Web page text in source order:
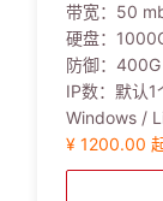
带宽： 50
硬盘：
防御： 400G
IP数： 默认1
Windows /
¥ 1200.00